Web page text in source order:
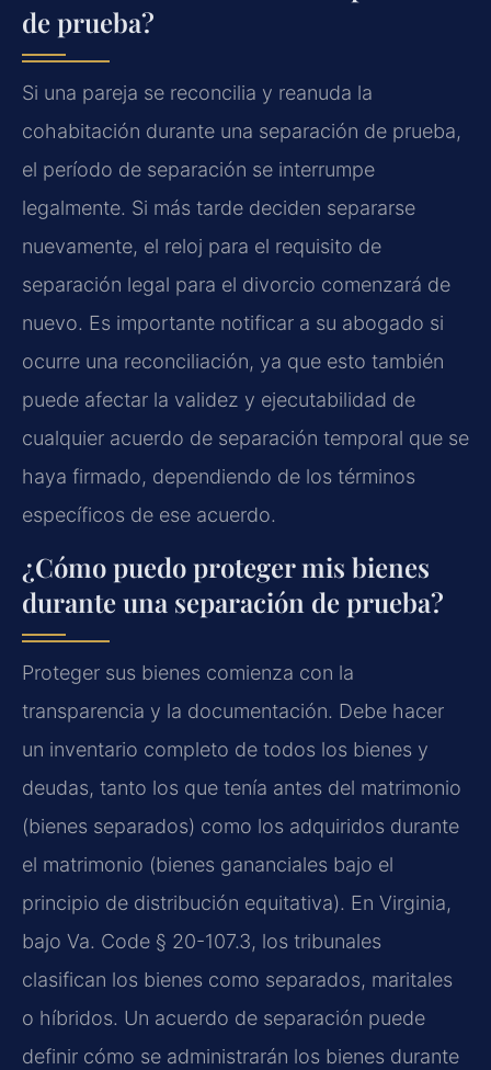
de prueba?
Si una pareja se reconcilia y reanuda la
cohabitación durante una separación de prueba,
el período de separación se interrumpe
legalmente. Si más tarde deciden separarse
nuevamente, el reloj para el requisito de
separación legal para el divorcio comenzará de
nuevo. Es importante notificar a su abogado si
ocurre una reconciliación, ya que esto también
puede afectar la validez y ejecutabilidad de
cualquier acuerdo de separación temporal que se
haya firmado, dependiendo de los términos
específicos de ese acuerdo.
¿Cómo puedo proteger mis bienes
durante una separación de prueba?
Proteger sus bienes comienza con la
transparencia y la documentación. Debe hacer
un inventario completo de todos los bienes y
deudas, tanto los que tenía antes del matrimonio
(bienes separados) como los adquiridos durante
el matrimonio (bienes gananciales bajo el
principio de distribución equitativa). En Virginia,
bajo Va. Code § 20-107.3, los tribunales
clasifican los bienes como separados, maritales
o híbridos. Un acuerdo de separación puede
definir cómo se administrarán los bienes durante